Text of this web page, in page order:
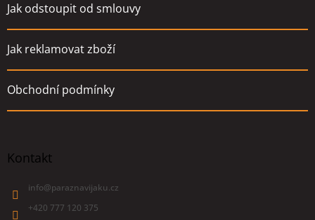
Jak odstoupit od smlouvy
Jak reklamovat zboží
Obchodní podmínky
Kontakt
info@paraznavijaku.cz
+420 777 120 375